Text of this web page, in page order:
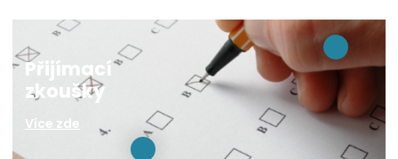
Přijímací
zkoušky
Více zde